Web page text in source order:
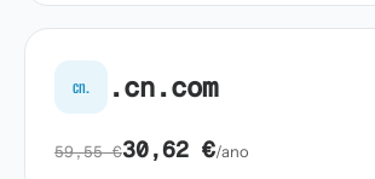
cn. .cn.com
59,55 €30,62 €/ano